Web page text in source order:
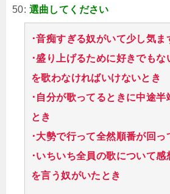
50: 選曲してください
･音痴すぎる奴がいて少し気ま
･盛り上げるために好きでもな
を歌わなければいけないとき
･自分が歌ってるときに中途半
とき
･大勢で行って全然順番が回っ
･いちいち全員の歌について感
を言う奴がいたとき